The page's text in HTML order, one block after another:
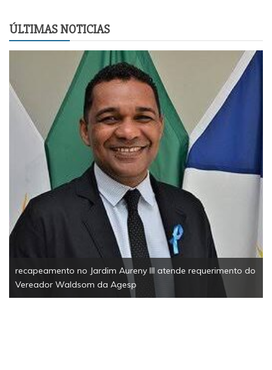
ÚLTIMAS NOTICIAS
recapeamento no Jardim Aureny III atende requerimento do
Vereador Waldsom da Agesp